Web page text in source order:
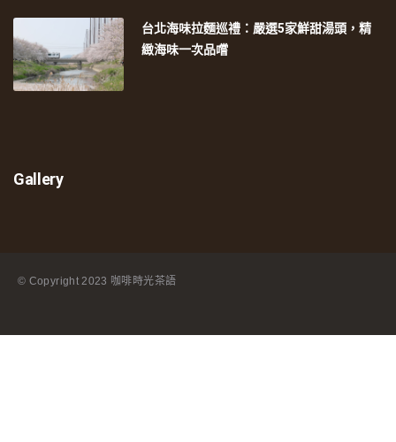
台北海味拉麵巡禮：嚴選5家鮮甜湯頭，精
緻海味一次品嚐
Gallery
© Copyright2023 咖啡時光茶語